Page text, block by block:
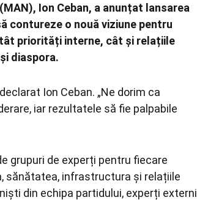
Ion Ceban, a anunțat lansarea
contureze o nouă viziune pentru
priorități interne, cât și relațiile
diaspora.
Ion Ceban. „Ne dorim ca
iar rezultatele să fie palpabile
grupuri de experți pentru fiecare
sănătatea, infrastructura și relațiile
din echipa partidului, experți externi